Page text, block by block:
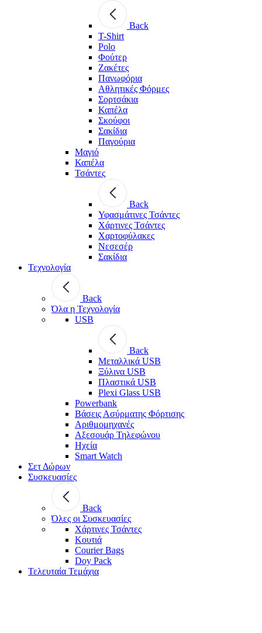
Back
T-Shirt
Polo
Φούτερ
Ζακέτες
Πανωφόρια
Αθλητικές Φόρμες
Σορτσάκια
Καπέλα
Σκούφοι
Σακίδια
Παγούρια
Μαγιό
Καπέλα
Τσάντες
Back
Υφασμάτινες Τσάντες
Χάρτινες Τσάντες
Χαρτοφύλακες
Νεσεσέρ
Σακίδια
Τεχνολογία
Back
Όλα η Τεχνολογία
USB
Back
Μεταλλικά USB
Ξύλινα USB
Πλαστικά USB
Plexi Glass USB
Powerbank
Βάσεις Ασύρματης Φόρτισης
Αριθμομηχανές
Αξεσουάρ Τηλεφώνου
Ηχεία
Smart Watch
Σετ Δώρων
Συσκευασίες
Back
Όλες οι Συσκευασίες
Χάρτινες Τσάντες
Κουτιά
Courier Bags
Doy Pack
Τελευταία Τεμάχια